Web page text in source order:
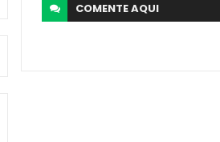
COMENTEAQUI